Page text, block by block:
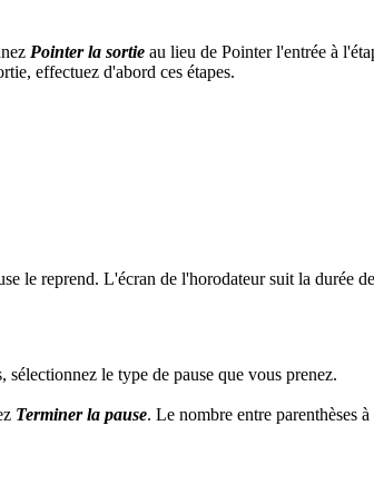
Pointer la sortie au lieu de Pointer l'entrée à
effectuez d'abord ces étapes.
le reprend. L'écran de l'horodateur suit la durée
sélectionnez le type de pause que vous prenez.
Terminer la pause. Le nombre entre parenthèses à